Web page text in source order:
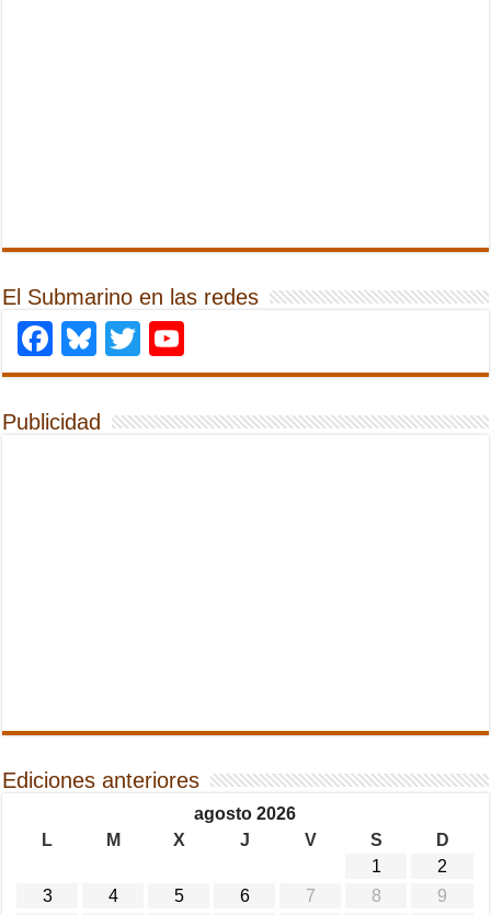
El Submarino en las redes
Facebook
Bluesky
Twitter
Publicidad
Ediciones anteriores
agosto 2026
L
M X J V S
D
1
2
3
4 5 6 7 8
9